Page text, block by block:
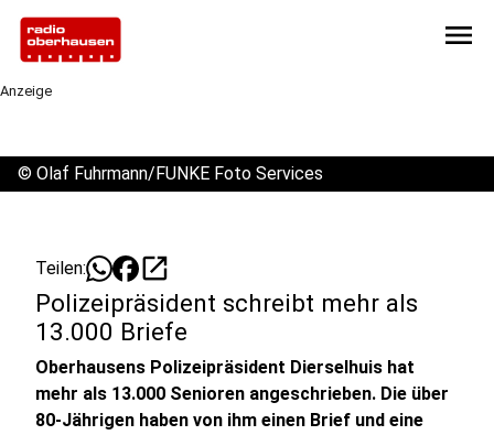
menu
Anzeige
© Olaf Fuhrmann/FUNKE Foto Services
Teilen: open_in_new
Polizeipräsident schreibt mehr als
13.000 Briefe
Oberhausens Polizeipräsident Dierselhuis hat
mehr als 13.000 Senioren angeschrieben. Die über
80-Jährigen haben von ihm einen Brief und eine